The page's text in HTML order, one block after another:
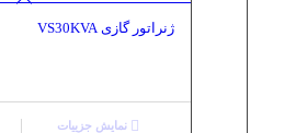
ژنراتور گازی VS30KVA
نمایش جزییات